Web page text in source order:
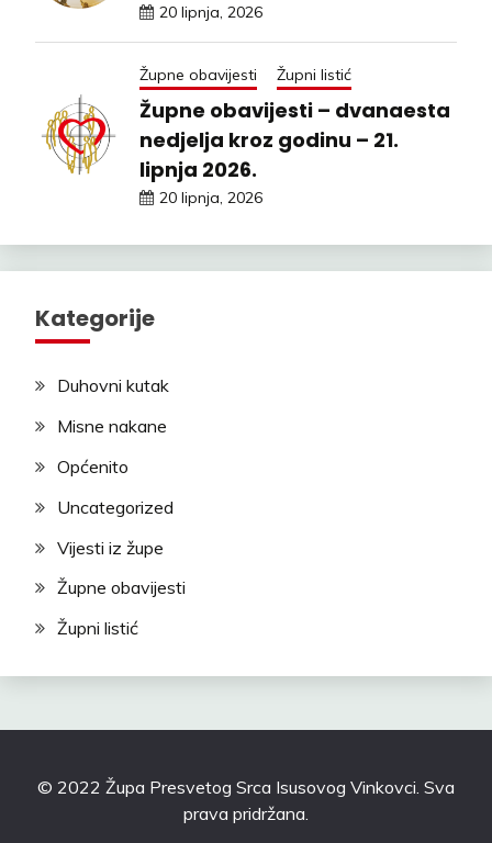
20 lipnja, 2026
Župne obavijesti Župni listić
Župne obavijesti – dvanaesta
nedjelja kroz godinu – 21.
lipnja 2026.
20 lipnja, 2026
Kategorije
Duhovni kutak
Misne nakane
Općenito
Uncategorized
Vijesti iz župe
Župne obavijesti
Župni listić
© 2022 Župa Presvetog Srca Isusovog Vinkovci. Sva
prava pridržana.